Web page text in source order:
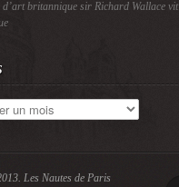
britannique sir Richard Wallace vit
Les Nautes de Paris